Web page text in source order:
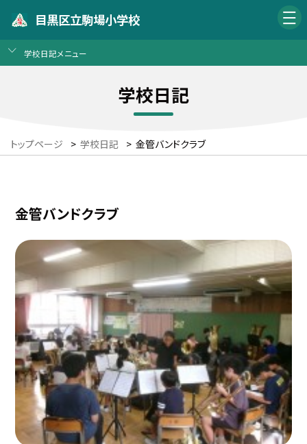
目黒区立駒場小学校
学校日記メニュー
学校日記
トップページ > 学校日記 > 金管バンドクラブ
金管バンドクラブ